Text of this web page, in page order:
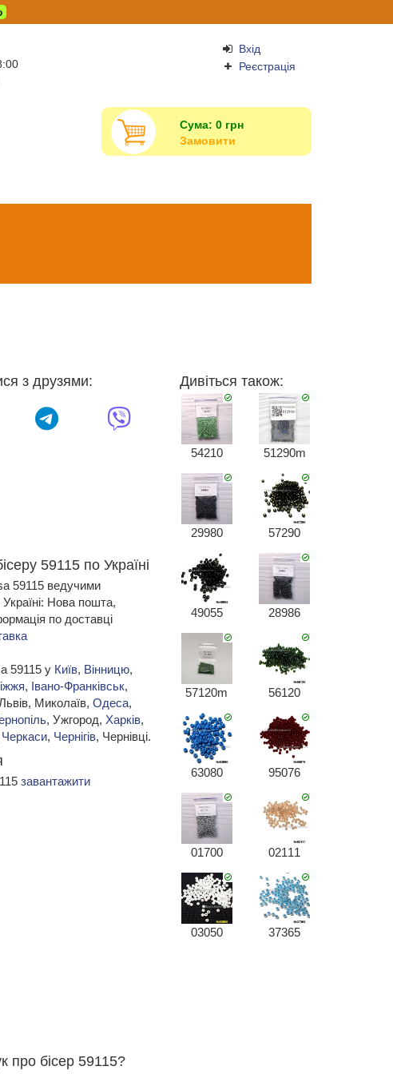
Вхід
Реєстрація
Сума: 0 грн
Замовити
з друзями:
59115 по Україні
59115 ведучими
Нова пошта,
по доставці
59115 у Київ, Вінницю,
, Івано-Франківськ,
Миколаїв, Одеса,
, Ужгород, Харків,
Черкаси, Чернігів, Чернівці.
завантажити
Дивіться також:
54210 51290m
29980 57290
49055 28986
57120m 56120
63080 95076
01700 02111
03050 37365
про бісер 59115?